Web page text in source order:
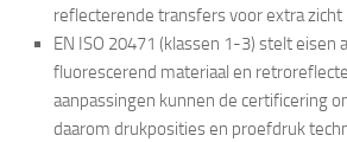
reflecterende transfers voor extra zicht
EN ISO 20471 (klassen 1-3) stelt eisen
fluorescerend materiaal en
aanpassingen kunnen de certificering
daarom drukposities en proefdruk